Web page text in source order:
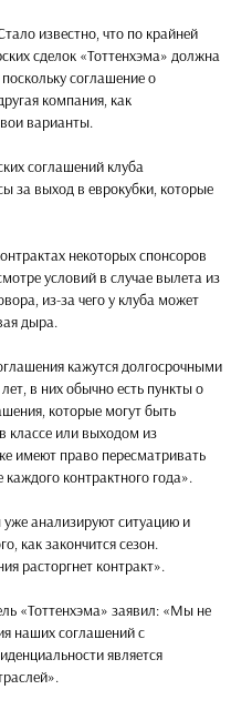
известно, что по крайней
сделок «Тоттенхэма» должна
соглашение о
компания, как
варианты.
соглашений клуба
за выход в еврокубки, которые
некоторых спонсоров
условий в случае вылета из
из-за чего у клуба может
дыра.
кажутся долгосрочными
в них обычно есть пункты о
которые могут быть
классе или выходом из
имеют право пересматривать
контрактного года».
анализируют ситуацию и
как закончится сезон.
расторгнет контракт».
«Тоттенхэма» заявил: «Мы не
наших соглашений с
является